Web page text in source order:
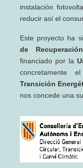
instalación
reducir así el
Este proyecto ha
de
financiado por la
concretamente
Transición
nos concede una